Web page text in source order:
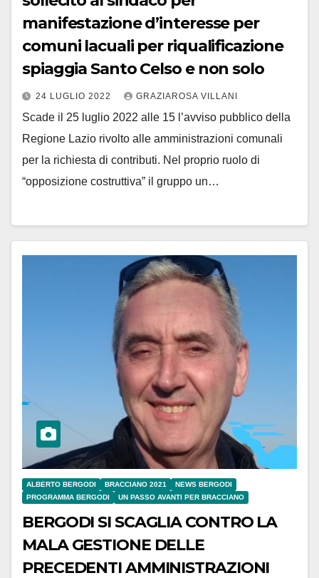
manifestazione d’interesse per
comuni lacuali per riqualificazione
spiaggia Santo Celso e non solo
24 LUGLIO 2022 GRAZIAROSA VILLANI
Scade il 25 luglio 2022 alle 15 l’avviso pubblico della
Regione Lazio rivolto alle amministrazioni comunali
per la richiesta di contributi. Nel proprio ruolo di
“opposizione costruttiva” il gruppo un…
ALBERTO BERGODI BRACCIANO 2021
NEWS BERGODI
PROGRAMMA BERGODI
UN PASSO AVANTI PER BRACCIANO
BERGODI SI SCAGLIA CONTRO LA
MALA GESTIONE DELLE
PRECEDENTI AMMINISTRAZIONI